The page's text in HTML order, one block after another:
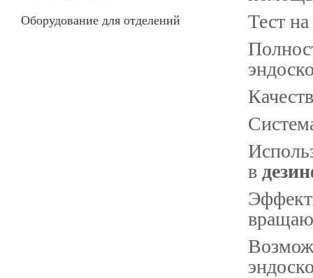
Оборудование для отделений
Тест
в